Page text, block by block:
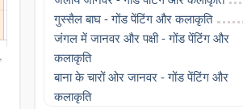
गुस्सैल बाघ - गोंड पेंटिंग और कलाकृति
जंगल में जानवर और पक्षी - गोंड पेंटिंग और
कलाकृति
बाना के चारों ओर जानवर - गोंड पेंटिंग और
कलाकृति